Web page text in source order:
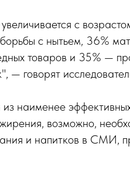
с
с нытьем, 36%
товаров и 35% —
— говорят
наименее
возможно,
и напитков в СМИ,